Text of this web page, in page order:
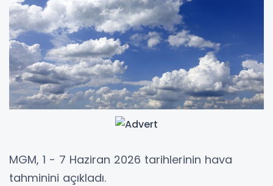
MGM, 1 - 7 Haziran 2026 tarihlerinin hava
tahminini açıkladı.